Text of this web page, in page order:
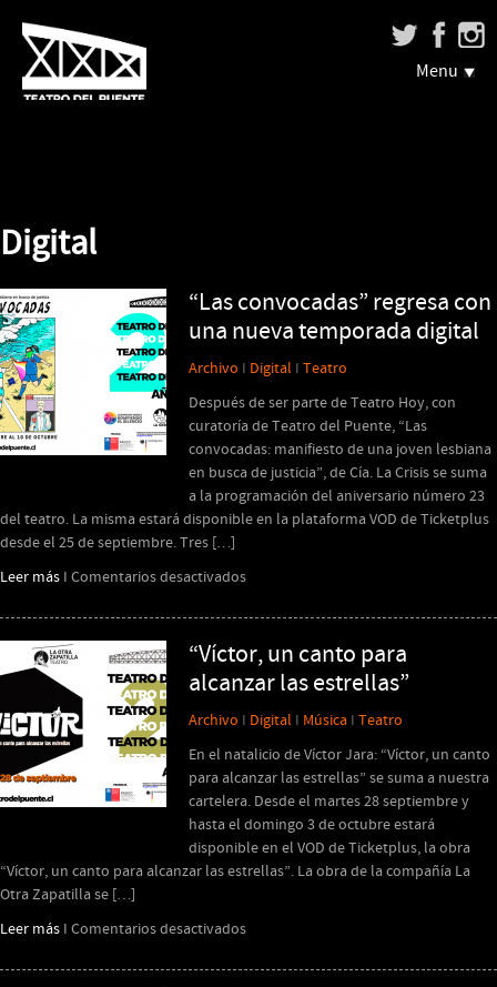
Menu
Digital
“Las convocadas” regresa con
una nueva temporada digital
Archivo I Digital I Teatro
Después de ser parte de Teatro Hoy, con
curatoría de Teatro del Puente, “Las
convocadas: manifiesto de una joven lesbiana
en busca de justicia”, de Cía. La Crisis se suma
a la programación del aniversario número 23
del teatro. La misma estará disponible en la plataforma VOD de Ticketplus
desde el 25 de septiembre. Tres […]
Leer más I Comentarios desactivadosen
convocadas”
regresa
con
una
nueva
digital
“Víctor, un canto para
alcanzar las estrellas”
Archivo I Digital I Música I Teatro
En el natalicio de Víctor Jara: “Víctor, un canto
para alcanzar las estrellas” se suma a nuestra
cartelera. Desde el martes 28 septiembre y
hasta el domingo 3 de octubre estará
disponible en el VOD de Ticketplus, la obra
“Víctor, un canto para alcanzar las estrellas”. La obra de la compañía La
Otra Zapatilla se […]
Leer más I Comentarios desactivadosen
un